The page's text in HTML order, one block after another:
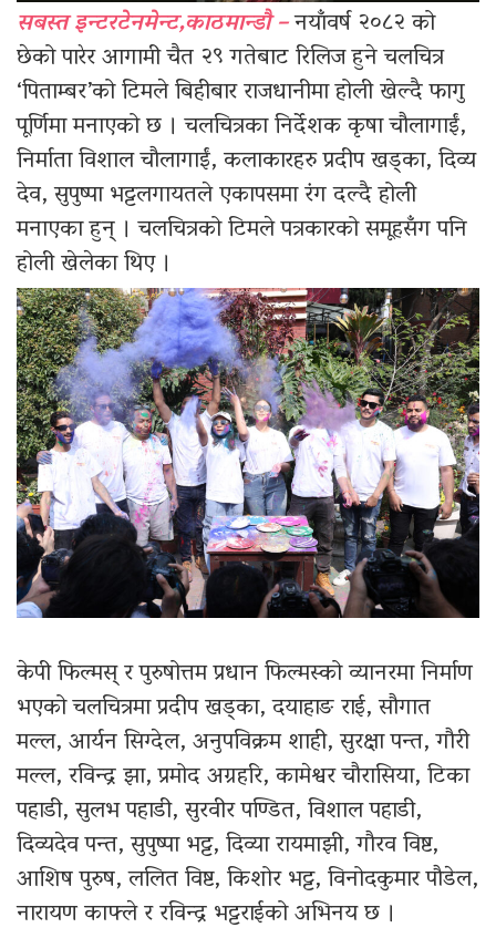
सबस्त इन्टरटेनमेन्ट,काठमान्डौ –नयाँवर्ष २०८२ को
छेको पारेर आगामी चैत २९ गतेबाट रिलिज हुने चलचित्र
‘पिताम्बर’को टिमले बिहीबार राजधानीमा होली खेल्दै फागु
पूर्णिमा मनाएको छ । चलचित्रका निर्देशक कृषा चौलागाईं,
निर्माता विशाल चौलागाईं, कलाकारहरु प्रदीप खड्का, दिव्य
देव, सुपुष्पा भट्टलगायतले एकापसमा रंग दल्दै होली
मनाएका हुन् । चलचित्रको टिमले पत्रकारको समूहसँग पनि
होली खेलेका थिए ।
केपी फिल्मस् र पुरुषोत्तम प्रधान फिल्मस्को व्यानरमा निर्माण
भएको चलचित्रमा प्रदीप खड्का, दयाहाङ राई, सौगात
मल्ल, आर्यन सिग्देल, अनुपविक्रम शाही, सुरक्षा पन्त, गौरी
मल्ल, रविन्द्र झा, प्रमोद अग्रहरि, कामेश्वर चौरासिया, टिका
पहाडी, सुलभ पहाडी, सुरवीर पण्डित, विशाल पहाडी,
दिव्यदेव पन्त, सुपुष्पा भट्ट, दिव्या रायमाझी, गौरव विष्ट,
आशिष पुरुष, ललित विष्ट, किशोर भट्ट, विनोदकुमार पौडेल,
नारायण काफ्ले र रविन्द्र भट्टराईको अभिनय छ ।